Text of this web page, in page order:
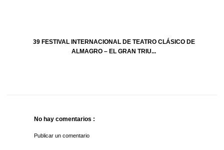
39 FESTIVAL INTERNACIONAL DE TEATRO CLÁSICO DE
ALMAGRO – EL GRAN TRIU...
No hay comentarios :
Publicar un comentario